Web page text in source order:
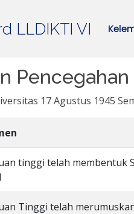
LLDIKTI VI
17 Agustus 1945
tinggi telah membentuk
Tinggi telah